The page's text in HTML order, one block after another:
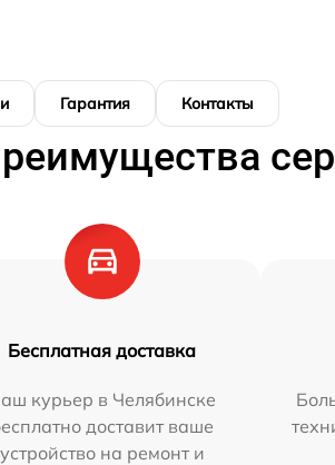
Гарантия Контакты
Бесплатная доставка
курьер в Челябинске
доставит ваше
устройство на ремонт и